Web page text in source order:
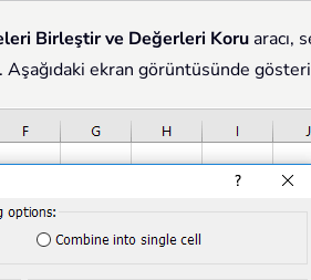
Birleştir ve Değerleri Koru aracı,
Aşağıdaki ekran görüntüsünde